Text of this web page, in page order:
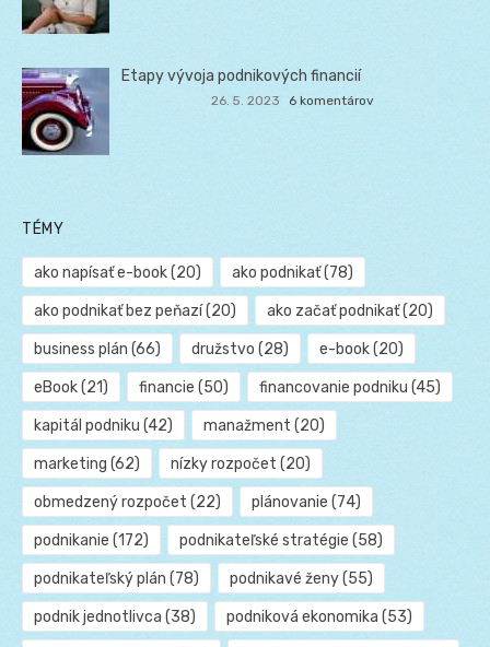
Etapy vývoja podnikových financií
26. 5. 2023 6 komentárov
TÉMY
ako napísať e-book(20) ako podnikať(78)
ako podnikať bez peňazí(20) ako začať podnikať(20)
business plán (66) družstvo (28) e-book(20)
eBook(21) financie (50) financovanie podniku (45)
kapitál podniku (42) manažment (20)
marketing (62) nízky rozpočet (20)
obmedzený rozpočet (22) plánovanie (74)
podnikanie (172) podnikateľské stratégie (58)
podnikateľský plán (78) podnikavé ženy(55)
podnik jednotlivca (38) podniková ekonomika (53)